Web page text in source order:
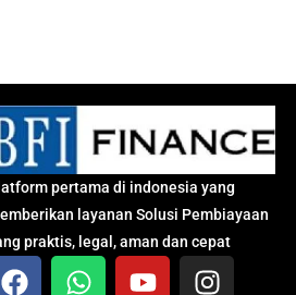
pertama di indonesia yang
layanan Solusi Pembiayaan
praktis, legal, aman dan cepat